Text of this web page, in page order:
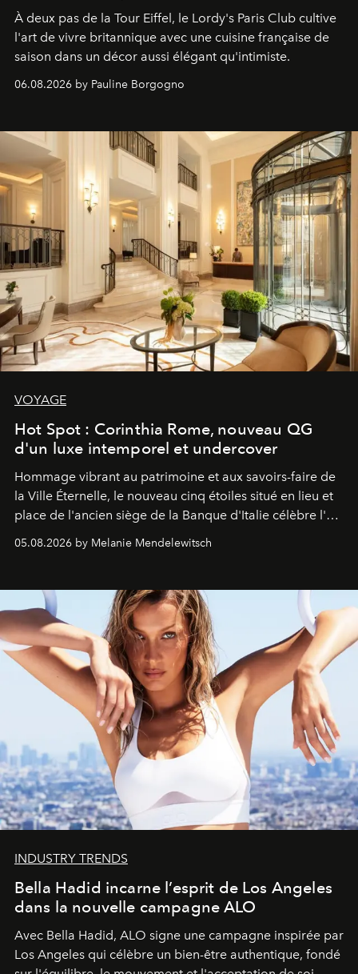
À deux pas de la Tour Eiffel, le Lordy's Paris Club cultive
l'art de vivre britannique avec une cuisine française de
saison dans un décor aussi élégant qu'intimiste.
06.08.2026 by Pauline Borgogno
VOYAGE
Hot Spot : Corinthia Rome, nouveau QG
d'un luxe intemporel et undercover
Hommage vibrant au patrimoine et aux savoirs-faire de
la Ville Éternelle, le nouveau cinq étoiles situé en lieu et
place de l'ancien siège de la Banque d'Italie célèbre l'art
05.08.2026 by Melanie Mendelewitsch
INDUSTRY TRENDS
Bella Hadid incarne l’esprit de Los Angeles
dans la nouvelle campagne ALO
Avec Bella Hadid, ALO signe une campagne inspirée par
Los Angeles qui célèbre un bien-être authentique, fondé